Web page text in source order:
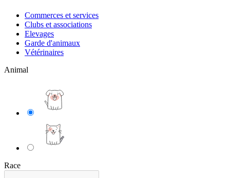
Commerces et services
Clubs et associations
Elevages
Garde d'animaux
Vétérinaires
Animal
Race